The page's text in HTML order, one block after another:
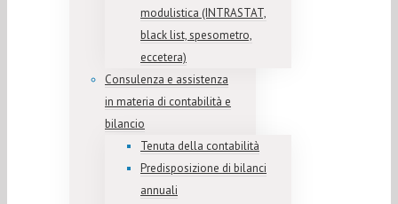
modulistica (INTRASTAT,
black list, spesometro,
eccetera)
Consulenza e assistenza
in materia di contabilità e
bilancio
Tenuta della contabilità
Predisposizione di bilanci
annuali